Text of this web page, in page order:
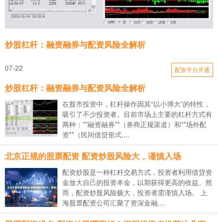
炒股杠杆：融资融券与配资风险全解析
07-22 配资平台开通
炒股杠杆：融资融券与配资风险全解析
在股市投资中，杠杆操作因其“以小博大”的特性，
吸引了不少投资者。目前市场上主要的杠杆方式有
两种：**融资融券**（券商正规渠道）和**场外配
资**（民间借贷形式....
北京正规的股票配资 配资炒股风险大，谨慎入场
配资炒股是一种杠杆交易方式，投资者利用借贷资
金放大自己的投资本金，以期获得更高的收益。然
而，配资炒股风险极大，投资者需谨慎入场。 上
海股票配资公司汇聚了资深金融....